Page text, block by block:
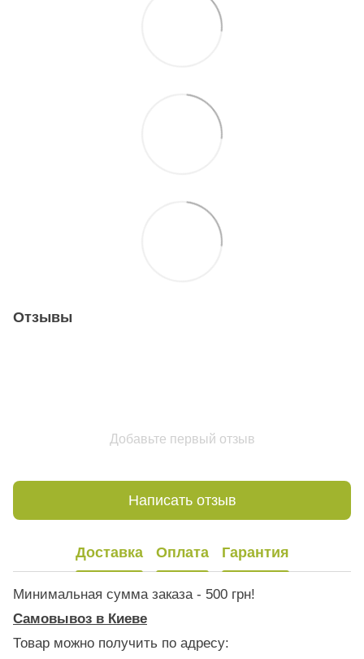
Отзывы
Добавьте первый отзыв
Написать отзыв
Доставка Оплата Гарантия
Минимальная сумма заказа - 500 грн!
Самовывоз в Киеве
Товар можно получить по адресу: